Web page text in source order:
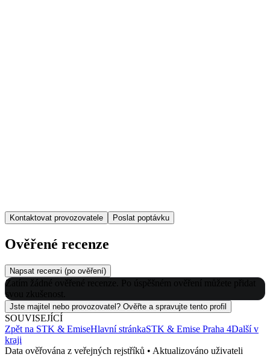
Kontaktovat provozovatele Poslat poptávku
Ověřené recenze
Napsat recenzi (po ověření)
Zatím žádné ověřené recenze. Po úspěšném ověření můžete přidat
svou zkušenost.
Jste majitel nebo provozovatel? Ověřte a spravujte tento profil
SOUVISEJÍCÍ
Zpět na STK & EmiseHlavní stránkaSTK & Emise Praha 4Další v
kraji
Data ověřována z veřejných rejstříků • Aktualizováno uživateli